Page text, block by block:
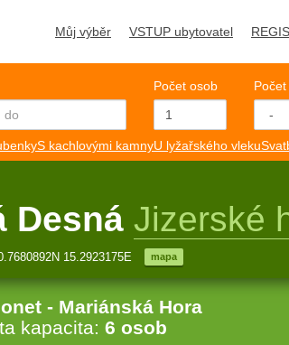
Můj výběr VSTUP ubytovatel
Počet osob
S kachlovými kamnyU lyžařského vleku
Desná Jizerské
15.2923175E mapa
- Mariánská Hora
kapacita: 6 osob